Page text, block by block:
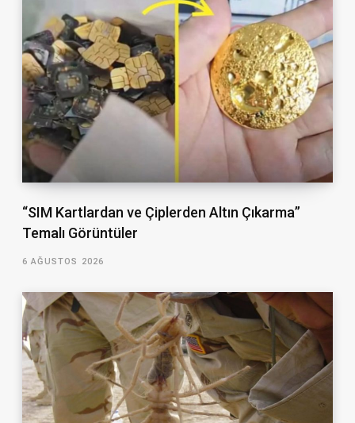
“SIM Kartlardan ve Çiplerden Altın Çıkarma”
Temalı Görüntüler
6 AĞUSTOS 2026